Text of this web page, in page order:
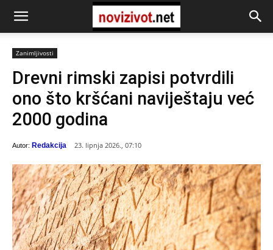
Zanimljivosti
Drevni rimski zapisi potvrdili
ono što kršćani naviještaju već
2000 godina
Autor: Redakcija 23. lipnja 2026., 07:10